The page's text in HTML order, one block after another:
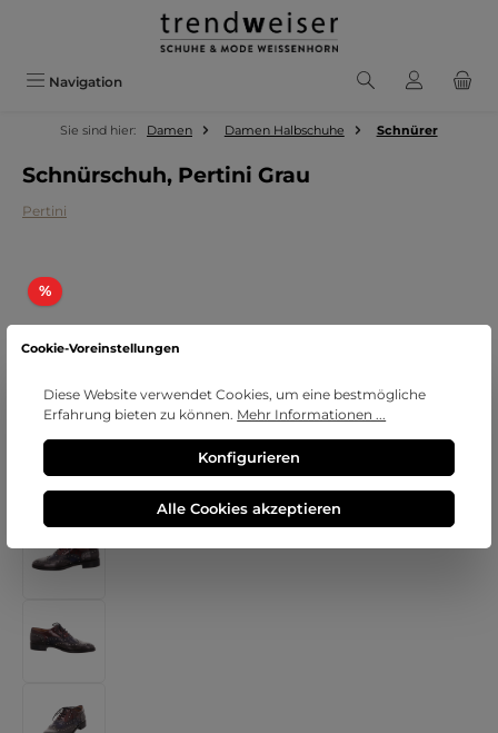
Zum Hauptinhalt springen
Navigation
Sie sind hier: Damen Damen Halbschuhe Schnürer
Schnürschuh, Pertini Grau
Pertini
Bildergalerie überspringen
%Rabatt
Cookie-Voreinstellungen
Diese Website verwendet Cookies, um eine bestmögliche
Erfahrung bieten zu können. Mehr Informationen ...
Konfigurieren
Alle Cookies akzeptieren